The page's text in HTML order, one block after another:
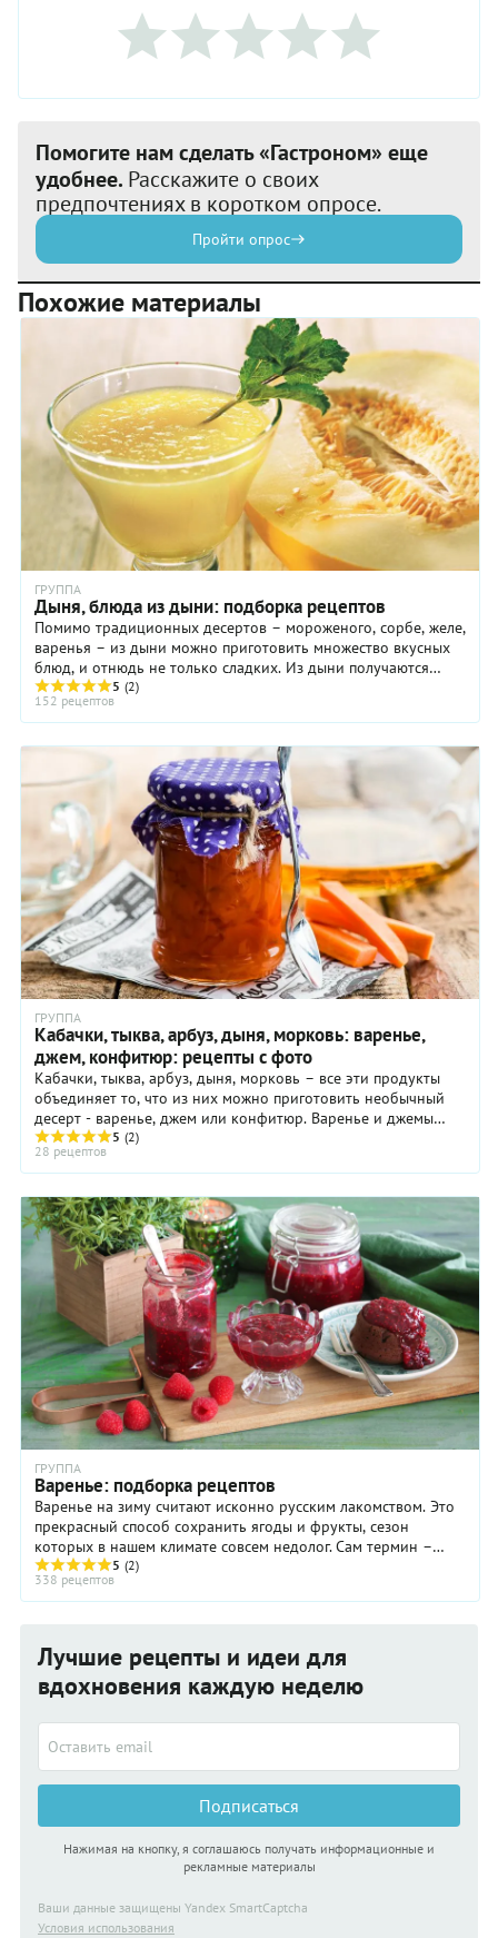
Помогите нам сделать «Гастроном» еще
удобнее. Расскажите о своих
предпочтениях в коротком опросе.
Пройти опрос
Похожие материалы
ГРУППА
Дыня, блюда из дыни: подборка рецептов
Помимо традиционных десертов – мороженого, сорбе, желе,
варенья – из дыни можно приготовить множество вкусных
блюд, и отнюдь не только сладких. Из дыни получаются
замечательные закуски для аперитива ...
5 (2)
152 рецептов
ГРУППА
Кабачки, тыква, арбуз, дыня, морковь: варенье,
джем, конфитюр: рецепты с фото
Кабачки, тыква, арбуз, дыня, морковь – все эти продукты
объединяет то, что из них можно приготовить необычный
десерт - варенье, джем или конфитюр. Варенье и джемы
готовятся из этих овощей и бахчевых ...
5 (2)
28 рецептов
ГРУППА
Варенье: подборка рецептов
Варенье на зиму считают исконно русским лакомством. Это
прекрасный способ сохранить ягоды и фрукты, сезон
которых в нашем климате совсем недолог. Сам термин –
варенье – подсказывает, как это сделать. ...
5 (2)
338 рецептов
Лучшие рецепты и идеи для
вдохновения каждую неделю
Подписаться
Нажимая на кнопку, я соглашаюсь получать информационные и
рекламные материалы
Ваши данные защищены Yandex SmartCaptcha
Условия использования